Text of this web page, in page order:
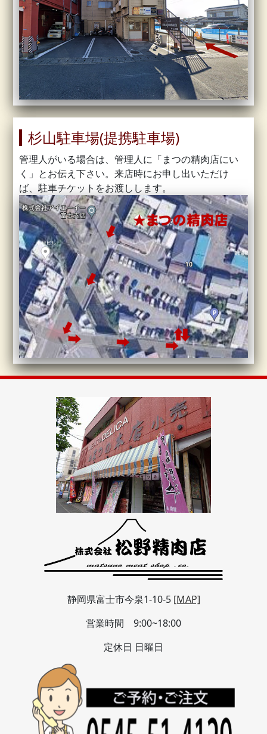
杉山駐車場(提携駐車場)
管理人がいる場合は、管理人に「まつの精肉店にい
く」とお伝え下さい。来店時にお申し出いただけ
ば、駐車チケットをお渡しします。
静岡県富士市今泉1-10-5 [MAP]
営業時間 9:00~18:00
定休日 日曜日